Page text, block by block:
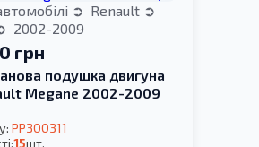
Renault
2002-2009
грн
подушка двигуна
Megane 2002-2009
PP300311
15шт.